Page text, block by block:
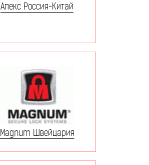
Апекс Россия-Китай
Magnum Швейцария